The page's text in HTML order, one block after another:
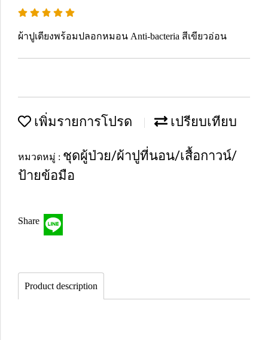
ผ้าปูเตียงพร้อมปลอกหมอน Anti-bacteria สีเขียวอ่อน
เพิ่มรายการโปรด เปรียบเทียบ
หมวดหมู่ : ชุดผู้ป่วย/ผ้าปูที่นอน/เสื้อกาวน์/
ป้ายข้อมือ
Share
Product description